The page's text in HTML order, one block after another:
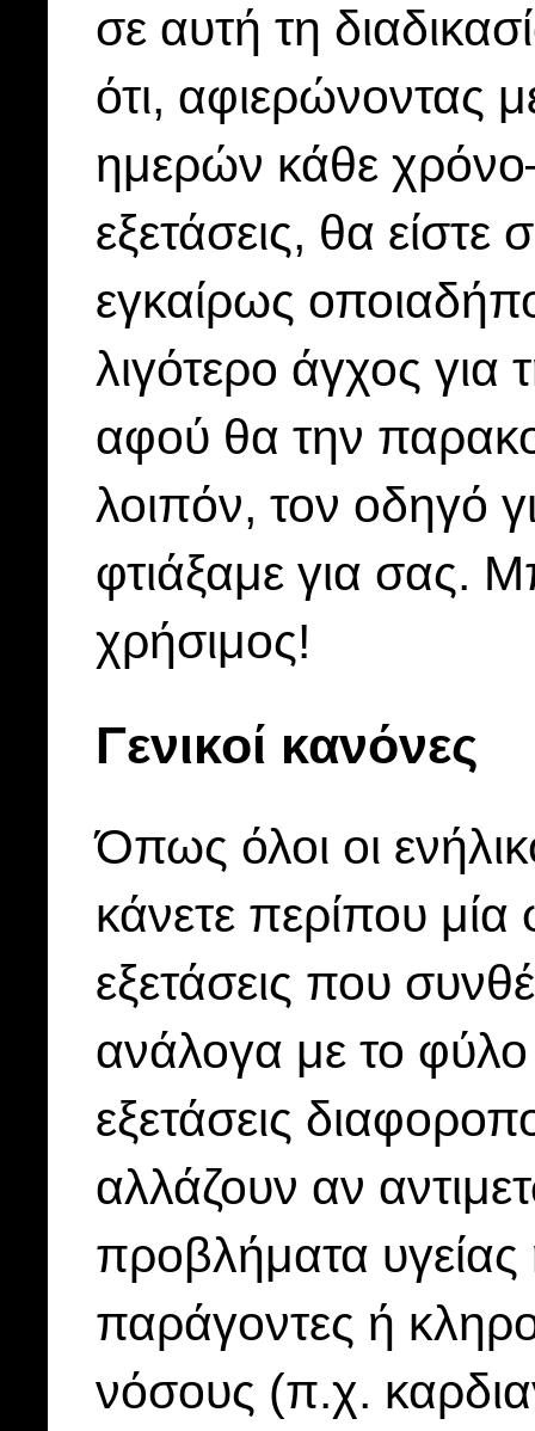
σε αυτή τη
ότι, αφιερώνοντας
ημερών κάθε
εξετάσεις, θα είστε
εγκαίρως
λιγότερο άγχος για
αφού θα την
λοιπόν, τον οδηγό
φτιάξαμε για σας.
χρήσιμος!
Γενικοί κανόνες
Όπως όλοι οι
κάνετε περίπου
εξετάσεις που
ανάλογα με το φύλο
εξετάσεις
αλλάζουν αν
προβλήματα υγείας
παράγοντες ή
νόσους (π.χ.